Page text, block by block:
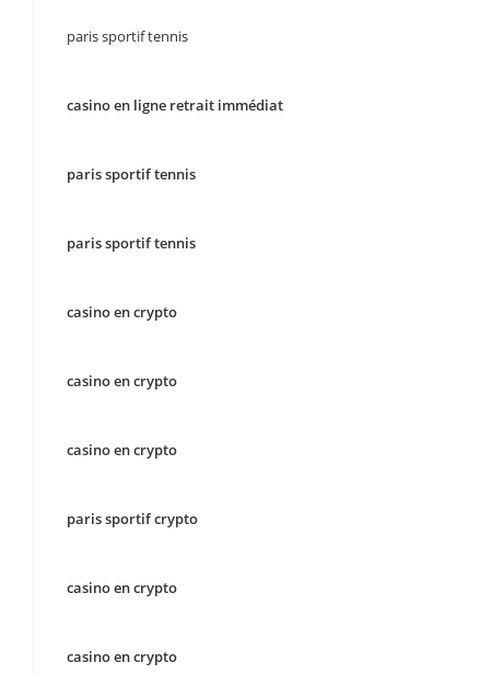
paris sportif tennis
casino en ligne retrait immédiat
paris sportif tennis
paris sportif tennis
casino en crypto
casino en crypto
casino en crypto
paris sportif crypto
casino en crypto
casino en crypto